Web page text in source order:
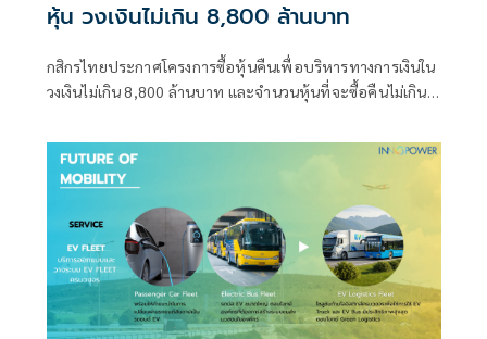
หุ้น วงเงินไม่เกิน 8,800 ล้านบาท
กสิกรไทยประกาศโครงการซื้อหุ้นคืนเพื่อบริหารทางการเงินใน
วงเงินไม่เกิน 8,800 ล้านบาท และจำนวนหุ้นที่จะซื้อคืนไม่เกิน
ตลาดหลักทรัพย์แห่งประเทศไทย ในช่วงระหว่างวันที่ 14
พฤศจิกายน 2568 ถึงวันที่ 13 พฤษภาคม 2569